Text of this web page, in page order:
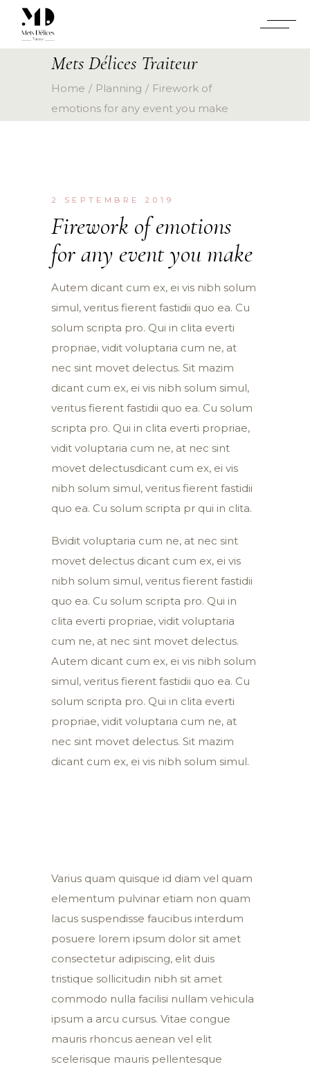
Mets Délices Traiteur
Home Planning
Firework of
emotions for any event you make
2 SEPTEMBRE 2019
Firework of emotions
for any event you make
Autem dicant cum ex, ei vis nibh solum
simul, veritus fierent fastidii quo ea. Cu
solum scripta pro. Qui in clita everti
propriae, vidit voluptaria cum ne, at
nec sint movet delectus. Sit mazim
dicant cum ex, ei vis nibh solum simul,
veritus fierent fastidii quo ea. Cu solum
scripta pro. Qui in clita everti propriae,
vidit voluptaria cum ne, at nec sint
movet delectusdicant cum ex, ei vis
nibh solum simul, veritus fierent fastidii
quo ea. Cu solum scripta pr qui in clita.
Bvidit voluptaria cum ne, at nec sint
movet delectus dicant cum ex, ei vis
nibh solum simul, veritus fierent fastidii
quo ea. Cu solum scripta pro. Qui in
clita everti propriae, vidit voluptaria
cum ne, at nec sint movet delectus.
Autem dicant cum ex, ei vis nibh solum
simul, veritus fierent fastidii quo ea. Cu
solum scripta pro. Qui in clita everti
propriae, vidit voluptaria cum ne, at
nec sint movet delectus. Sit mazim
dicant cum ex, ei vis nibh solum simul.
Varius quam quisque id diam vel quam
elementum pulvinar etiam non quam
lacus suspendisse faucibus interdum
posuere lorem ipsum dolor sit amet
consectetur adipiscing, elit duis
tristique sollicitudin nibh sit amet
commodo nulla facilisi nullam vehicula
ipsum a arcu cursus. Vitae congue
mauris rhoncus aenean vel elit
scelerisque mauris pellentesque